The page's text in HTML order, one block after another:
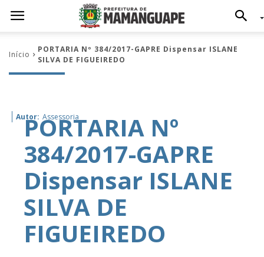
Início
PORTARIA Nº 384/2017-GAPRE Dispensar ISLANE
SILVA DE FIGUEIREDO
Autor: Assessoria
PORTARIA Nº
384/2017-GAPRE
Dispensar ISLANE
SILVA DE
FIGUEIREDO